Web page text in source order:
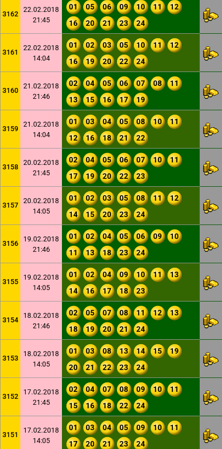
3162
22.02.2018
21:45
01 05 06 09 10 11
12
16
20 21 23 24
3161
22.02.2018
14:04
01 02 03 05 10 11
12
16
19 20 22 24
3160
21.02.2018
21:46
02 04 05 06 07 08
11
13
15 16 17 19
3159
21.02.2018
14:04
01 03 04 05 08 10
11
12
16 18 21 22
3158
20.02.2018
21:45
02 04 05 06 07 10
11
17
19 20 22 23
3157
20.02.2018
14:05
01 02 03 05 08 11
12
14
15 20 23 24
3156
19.02.2018
21:46
01 02 04 05 06 09
10
11
13 18 23 24
3155
19.02.2018
14:05
01 02 04 09 10 11
13
14
16 17 18 23
3154
18.02.2018
21:46
02 05 07 08 11 12
13
18
19 20 21 24
3153
18.02.2018
14:05
01 03 08 13 14 15
19
20
21 22 23 24
3152
17.02.2018
21:45
02 04 07 08 09 10
11
15
16 18 22 24
3151
17.02.2018
14:05
01 03 04 05 09 10
11
17
20 21 23 24